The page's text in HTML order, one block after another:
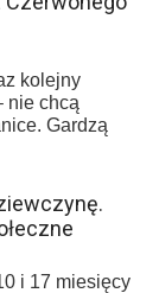
kolejny
nie chcą
Gardzą
i 17 miesięcy